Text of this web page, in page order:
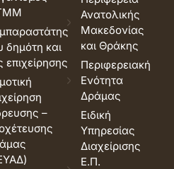
δημότη και
επιχείρησης
–
Ανατολικής
Μακεδονίας
και Θράκης
Περιφερειακή
Ενότητα
Δράμας
Ειδική
Υπηρεσίας
Διαχείρισης
Ε.Π.